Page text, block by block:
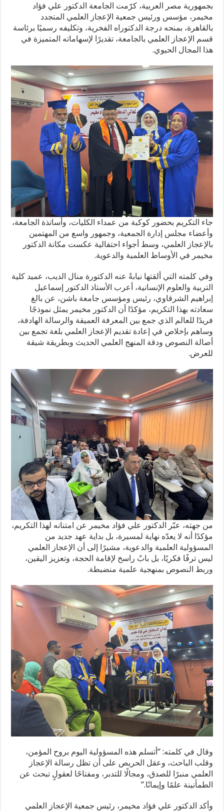
بجمهورية مصر العربية، كرّمت الجامعة الدكتور علي فؤاد
مخيمر، مؤسس ورئيس جمعية الإعجاز العلمي المتجدد
بالقاهرة، بمنحه درجة الدكتوراه الفخرية، وتكليفه رسميًا برئاسة
قسم الإعجاز العلمي بالجامعة، تقديرًا لإسهاماته المتميزة في
هذا المجال الحيوي.
جاء التكريم بحضور كوكبة من عمداء الكليات، وأساتذة الجامعة،
وأعضاء مجلس إدارة الجمعية، وجمهور واسع من المهتمين
بالإعجاز العلمي، وسط أجواء احتفالية عكست مكانة الدكتور
مخيمر في الأوساط العلمية والدعوية.
وفي كلمته التي ألقتها نيابةً عنه الدكتورة منال الديب، عميد كلية
التربية والعلوم الإنسانية، أعرب الأستاذ الدكتور إسماعيل
إبراهيم الشرقاوي، رئيس ومؤسس جامعة باشن، عن بالغ
سعادته بهذا التكريم، مؤكدًا أن الدكتور مخيمر يمثل نموذجًا
فريدًا للعالم الذي جمع بين المعرفة العميقة والرسالة الهادفة،
وساهم بإخلاص في إعادة تقديم الإعجاز العلمي بلغة تجمع بين
أصالة النصوص ودقة المنهج العلمي الحديث وبطريقة شيقة
للعرض.
من جهته، عبّر الدكتور علي فؤاد مخيمر عن امتنانه لهذا التكريم،
مؤكدًا أنه لا يعدّه نهاية لمسيرة، بل بداية عهد جديد من
المسؤولية العلمية والدعوية، مشيرًا إلى أن الإعجاز العلمي
ليس ترفًا فكريًا، بل بابٌ راسخ لإقامة الحجة، وتعزيز اليقين،
وربط النصوص بمنهجية علمية منضبطة.
وقال في كلمته: “أتسلم هذه المسؤولية اليوم بروح المؤمن،
وقلب الباحث، وعقل الحريص على أن تظل رسالة الإعجاز
العلمي منبرًا للصدق، ومجالًا للتدبر، ومفتاحًا لعقولٍ تبحث عن
الطمأنينة علمًا وإيمانًا.”
وأكد الدكتور علي فؤاد مخيمر، رئيس جمعية الإعجاز العلمي